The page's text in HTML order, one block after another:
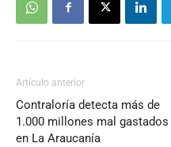
Artículo anterior
Contraloría detecta más de
1.000 millones mal gastados
en La Araucanía